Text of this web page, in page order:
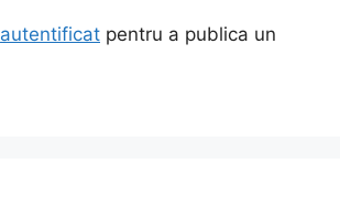
autentificat pentru a publica un